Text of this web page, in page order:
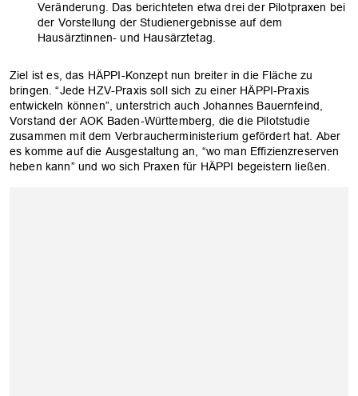
Veränderung. Das berichteten etwa drei der Pilotpraxen bei
der Vorstellung der Studienergebnisse auf dem
Hausärztinnen- und Hausärztetag.
Ziel ist es, das HÄPPI-Konzept nun breiter in die Fläche zu
bringen. “Jede HZV-Praxis soll sich zu einer HÄPPI-Praxis
entwickeln können”, unterstrich auch Johannes Bauernfeind,
Vorstand der AOK Baden-Württemberg, die die Pilotstudie
zusammen mit dem Verbraucherministerium gefördert hat. Aber
es komme auf die Ausgestaltung an, “wo man Effizienzreserven
heben kann” und wo sich Praxen für HÄPPI begeistern ließen.